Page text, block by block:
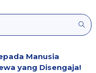
Manusia
yang Disengaja!